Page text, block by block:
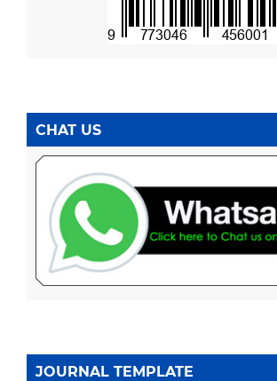
CHAT US
JOURNAL TEMPLATE